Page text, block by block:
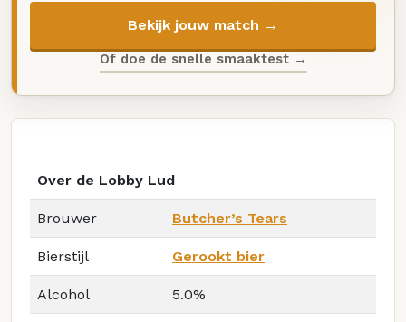
Bekijk jouw match →
Of doe de snelle smaaktest →
Over de Lobby Lud
Brouwer Butcher’s Tears
Bierstijl Gerookt bier
Alcohol 5.0%